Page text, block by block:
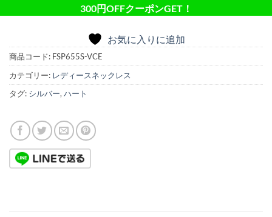
300円OFFクーポンGET！
お気に入りに追加
商品コード: FSP655S-VCE
カテゴリー: レディースネックレス
タグ: シルバー, ハート